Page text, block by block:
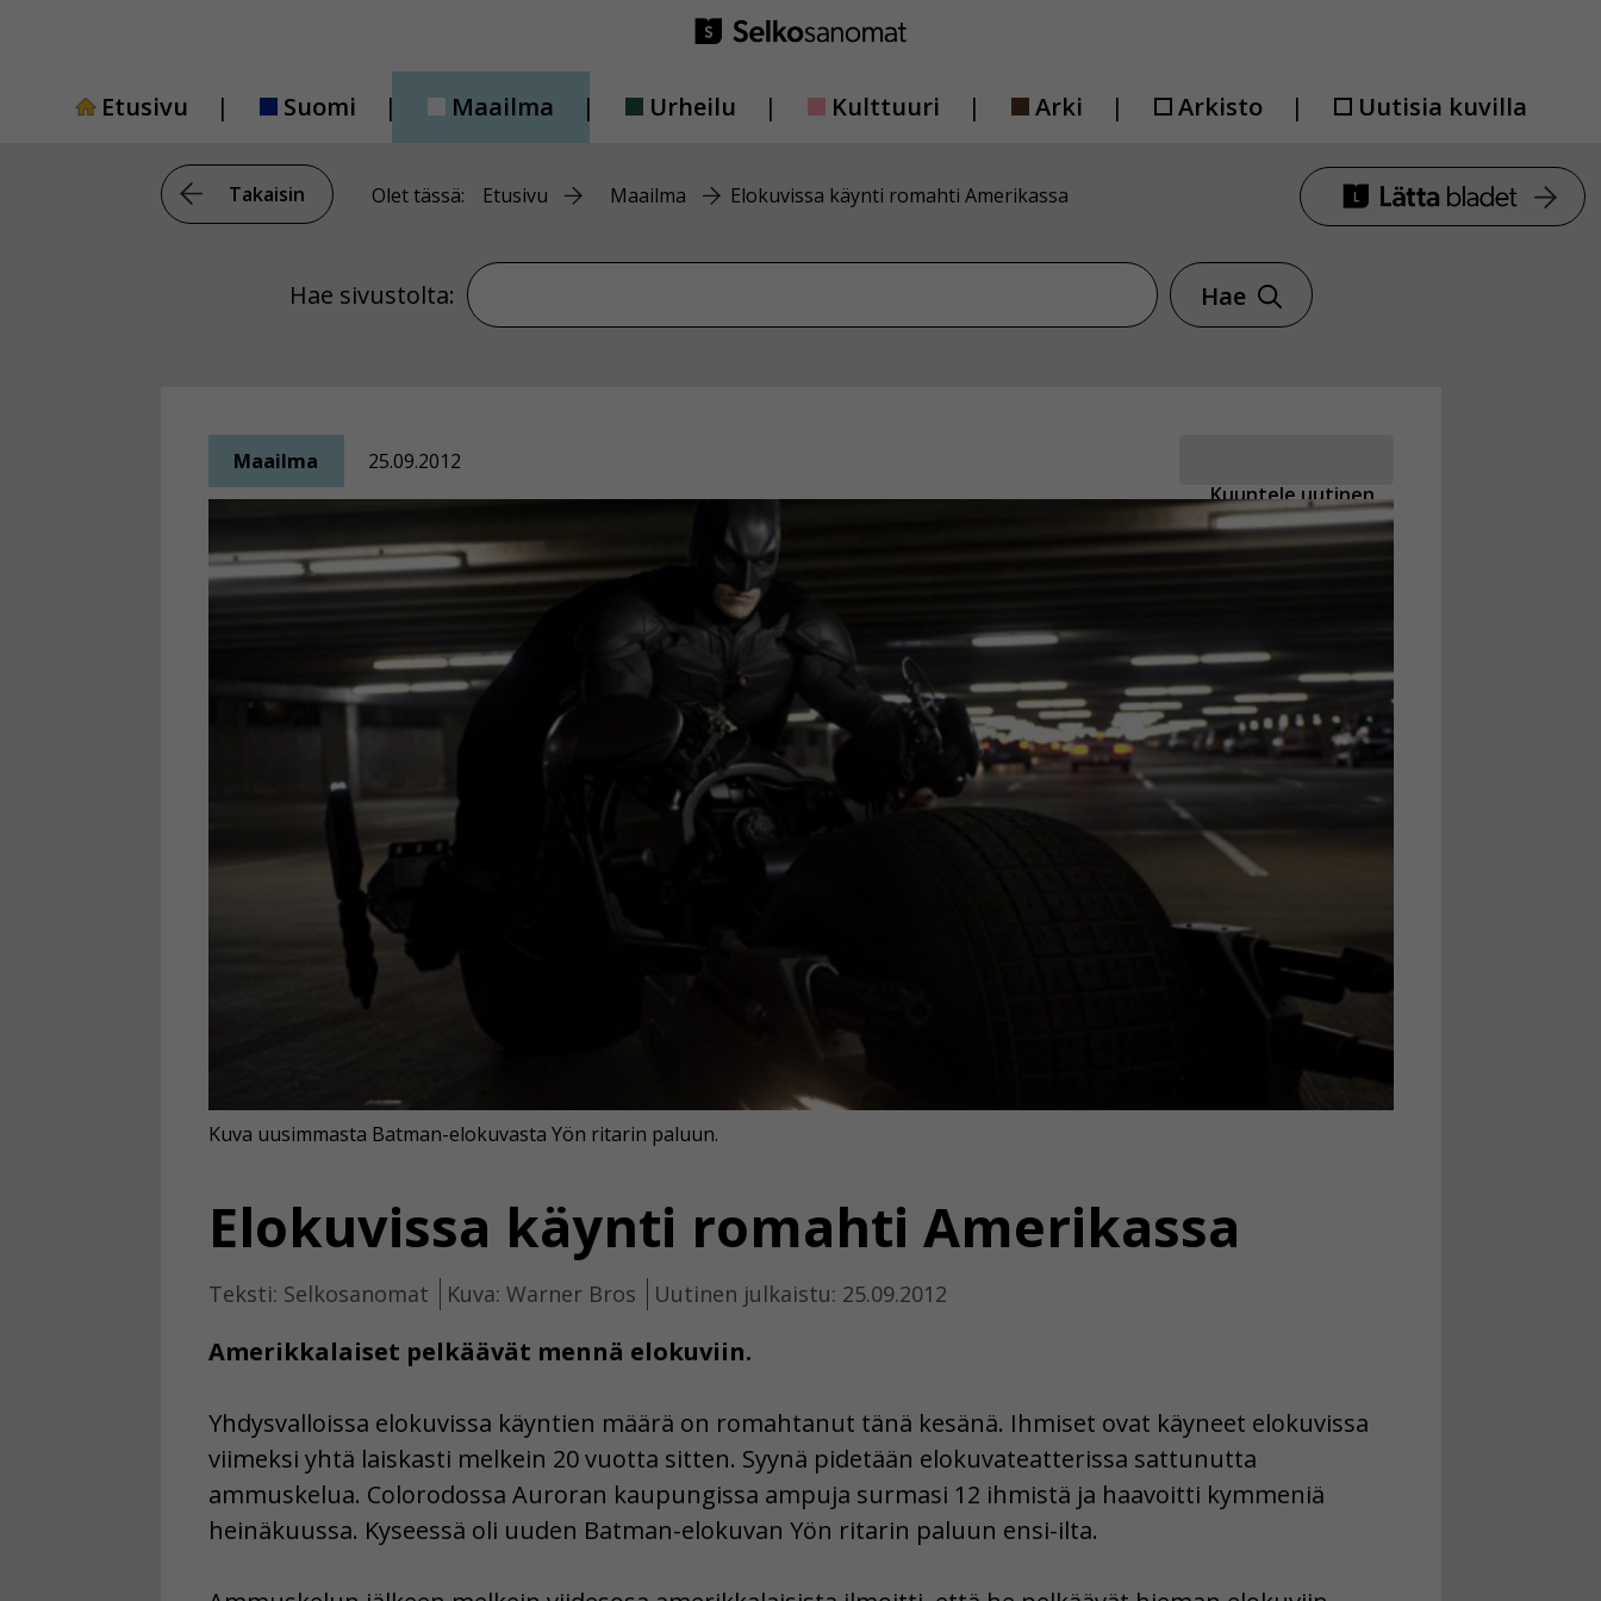
Etusivu
Suomi Maailma Urheilu Kulttuuri Arki Arkisto Uutisia kuvilla
Takaisin Olet tässä: Etusivu Maailma Elokuvissa käynti romahti Amerikassa
Hae sivustolta: Hae sivustolta
Hae
Kuuntele uutinen
Maailma 25.09.2012
Elokuvissa käynti romahti Amerikassa
Teksti: Selkosanomat Kuva: Warner Bros Uutinen julkaistu: 25.09.2012
Amerikkalaiset pelkäävät mennä elokuviin.
Kuva uusimmasta Batman-elokuvasta Yön ritarin paluun.
Yhdysvalloissa elokuvissa käyntien määrä on romahtanut tänä kesänä. Ihmiset ovat käyneet elokuvissa
viimeksi yhtä laiskasti melkein 20 vuotta sitten. Syynä pidetään elokuvateatterissa sattunutta
ammuskelua. Colorodossa Auroran kaupungissa ampuja surmasi 12 ihmistä ja haavoitti kymmeniä
heinäkuussa. Kyseessä oli uuden Batman-elokuvan Yön ritarin paluun ensi-ilta.